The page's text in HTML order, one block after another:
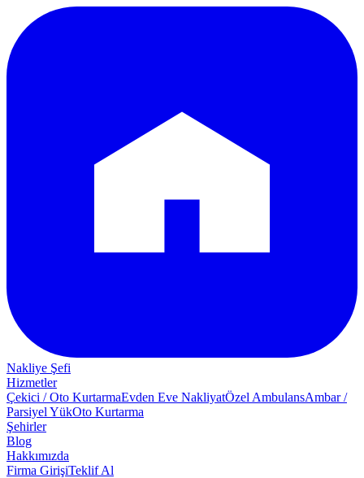
Nakliye Şefi
Hizmetler
Çekici / Oto KurtarmaEvden Eve NakliyatÖzel AmbulansAmbar /
Parsiyel YükOto Kurtarma
Şehirler
Blog
Hakkımızda
Firma GirişiTeklif Al